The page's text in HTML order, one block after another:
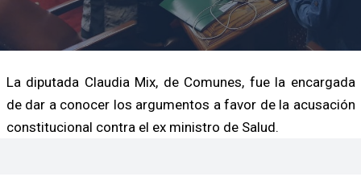
La diputada Claudia Mix, de Comunes, fue la encargada
de dar a conocer los argumentos a favor de la acusación
constitucional contra el ex ministro de Salud.